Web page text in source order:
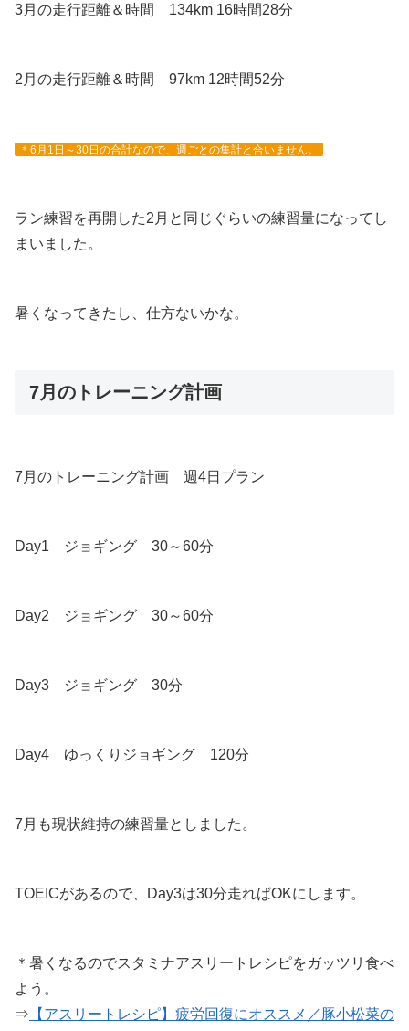
3月の走行距離＆時間 134km 16時間28分
2月の走行距離＆時間 97km 12時間52分
＊6月1日～30日の合計なので、週ごとの集計と合いません。
ラン練習を再開した2月と同じぐらいの練習量になってし
まいました。
暑くなってきたし、仕方ないかな。
7月のトレーニング計画
7月のトレーニング計画 週4日プラン
Day1 ジョギング 30～60分
Day2 ジョギング 30～60分
Day3 ジョギング 30分
Day4 ゆっくりジョギング 120分
7月も現状維持の練習量としました。
TOEICがあるので、Day3は30分走ればOKにします。
＊暑くなるのでスタミナアスリートレシピをガッツリ食べ
よう。
⇒ 【アスリートレシピ】疲労回復にオススメ／豚小松菜の